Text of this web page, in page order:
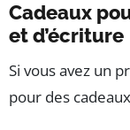
Cadeaux
et d’écriture
Si vous avez un
pour des